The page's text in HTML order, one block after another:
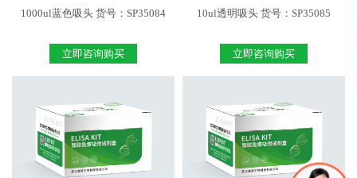
1000ul蓝色吸头 货号：SP35084
立即咨询购买
10ul透明吸头 货号：SP35085
立即咨询购买